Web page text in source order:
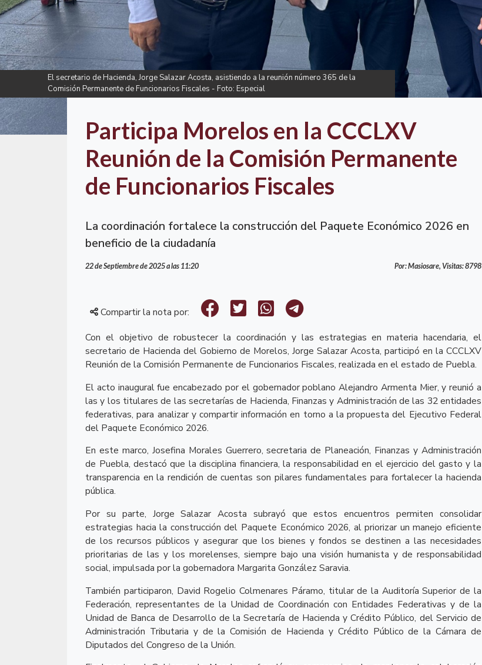
El secretario de Hacienda, Jorge Salazar Acosta, asistiendo a la reunión número 365 de la
Comisión Permanente de Funcionarios Fiscales - Foto: Especial
Participa Morelos en la CCCLXV
Reunión de la Comisión Permanente
de Funcionarios Fiscales
La coordinación fortalece la construcción del Paquete Económico 2026 en
beneficio de la ciudadanía
22 de Septiembre de 2025 a las 11:20 Por: Masiosare, Visitas: 8798
Compartir la nota por:
Con el objetivo de robustecer la coordinación y las estrategias en materia hacendaria, el
secretario de Hacienda del Gobierno de Morelos, Jorge Salazar Acosta, participó en la CCCLXV
Reunión de la Comisión Permanente de Funcionarios Fiscales, realizada en el estado de Puebla.
El acto inaugural fue encabezado por el gobernador poblano Alejandro Armenta Mier, y reunió a
las y los titulares de las secretarías de Hacienda, Finanzas y Administración de las 32 entidades
federativas, para analizar y compartir información en torno a la propuesta del Ejecutivo Federal
del Paquete Económico 2026.
En este marco, Josefina Morales Guerrero, secretaria de Planeación, Finanzas y Administración
de Puebla, destacó que la disciplina financiera, la responsabilidad en el ejercicio del gasto y la
transparencia en la rendición de cuentas son pilares fundamentales para fortalecer la hacienda
pública.
Por su parte, Jorge Salazar Acosta subrayó que estos encuentros permiten consolidar
estrategias hacia la construcción del Paquete Económico 2026, al priorizar un manejo eficiente
de los recursos públicos y asegurar que los bienes y fondos se destinen a las necesidades
prioritarias de las y los morelenses, siempre bajo una visión humanista y de responsabilidad
social, impulsada por la gobernadora Margarita González Saravia.
También participaron, David Rogelio Colmenares Páramo, titular de la Auditoría Superior de la
Federación, representantes de la Unidad de Coordinación con Entidades Federativas y de la
Unidad de Banca de Desarrollo de la Secretaría de Hacienda y Crédito Público, del Servicio de
Administración Tributaria y de la Comisión de Hacienda y Crédito Público de la Cámara de
Diputados del Congreso de la Unión.